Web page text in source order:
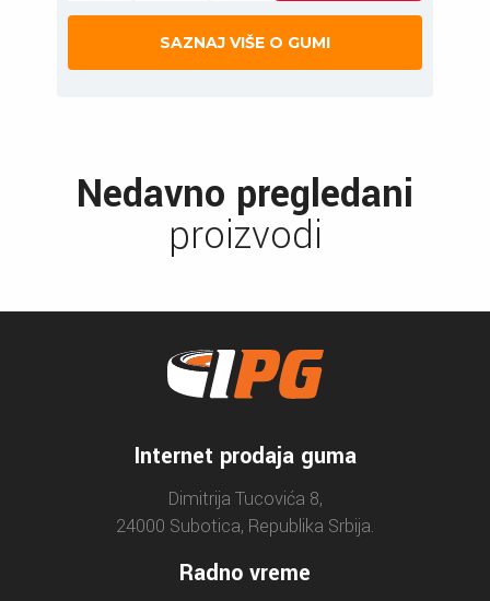
SAZNAJ VIŠE O GUMI
Nedavno pregledani
proizvodi
Internet prodaja guma
Dimitrija Tucovića 8,
24000 Subotica, Republika Srbija.
Radno vreme